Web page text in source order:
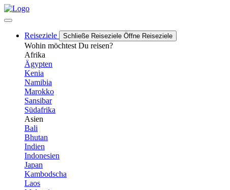
Reiseziele Schließe Reiseziele Öffne Reiseziele
Wohin möchtest Du reisen?
Afrika
Ägypten
Kenia
Namibia
Marokko
Sansibar
Südafrika
Asien
Bali
Bhutan
Indien
Indonesien
Japan
Kambodscha
Laos